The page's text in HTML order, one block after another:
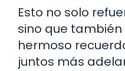
Esto no solo
sino que
hermoso
juntos más